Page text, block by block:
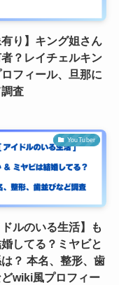
有り】キング姐さん
？レイチェルキン
フィール、旦那に
査
YouTuber
ドルのいる生活】も
してる？ミヤビと
？ 本名、整形、歯
wiki風プロフィー